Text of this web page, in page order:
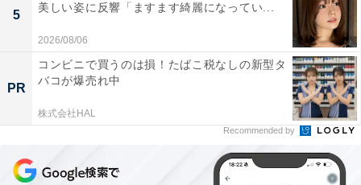
5
美しい姿に反響「ますます綺麗になってい...
2026/08/06
PR
コンビニで買うのは損！たばこ税なしの新型タ
バコが爆売れ中
株式会社HAL
Recommended by